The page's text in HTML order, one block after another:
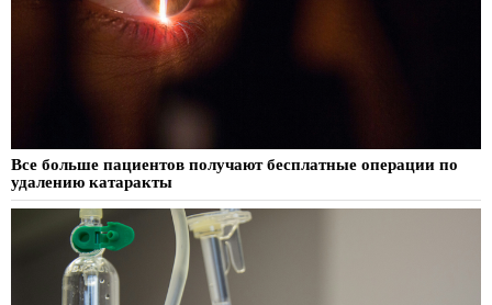
Все больше пациентов получают бесплатные операции по
удалению катаракты